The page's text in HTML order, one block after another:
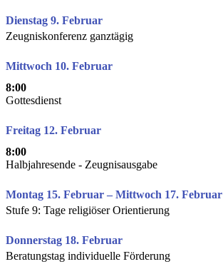
Dienstag 9. Februar
Zeugniskonferenz ganztägig
Mittwoch 10. Februar
8:00
Gottesdienst
Freitag 12. Februar
8:00
Halbjahresende - Zeugnisausgabe
Montag 15. Februar – Mittwoch 17. Februar
Stufe 9: Tage religiöser Orientierung
Donnerstag 18. Februar
Beratungstag individuelle Förderung